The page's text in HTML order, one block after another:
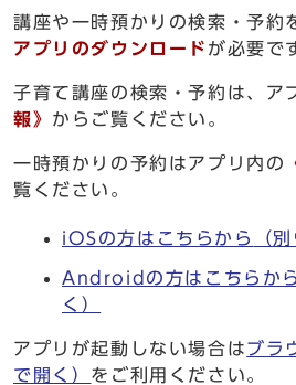
講座や一時預かりの検索・予約
アプリのダウンロード が必要で
子育て講座の検索・予約は、ア
報》 からご覧ください。
一時預かりの予約はアプリ内の
覧ください。
iOSの方はこちらから （
Androidの方はこちらから
く）
アプリが起動しない場合はブラ
で開く） をご利用ください。